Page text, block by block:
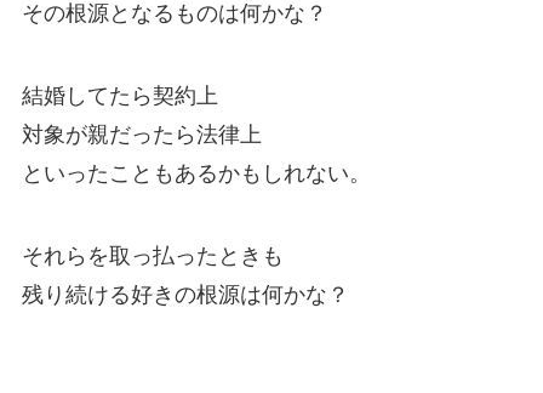
その根源となるものは何かな？
結婚してたら契約上
対象が親だったら法律上
といったこともあるかもしれない。
それらを取っ払ったときも
残り続ける好きの根源は何かな？